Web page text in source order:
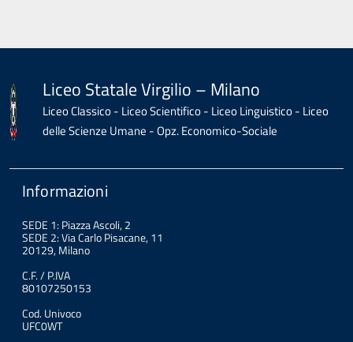
Liceo Statale Virgilio – Milano
Liceo Classico - Liceo Scientifico - Liceo Linguistico - Liceo
delle Scienze Umane - Opz. Economico-Sociale
Informazioni
SEDE 1: Piazza Ascoli, 2
SEDE 2: Via Carlo Pisacane, 11
20129, Milano
C.F. / P.IVA
80107250153
Cod. Univoco
UFC0WT